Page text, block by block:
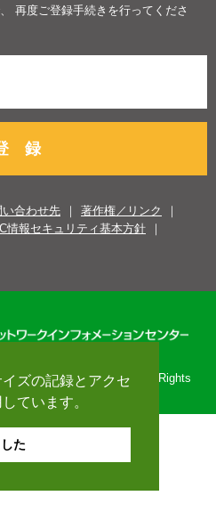
ズの記録とアクセ
ています。
た
再度ご登録手続きを行ってくださ
録
い合わせ先
著作権／リンク
情報セキュリティ基本方針
Information Center. All Rights